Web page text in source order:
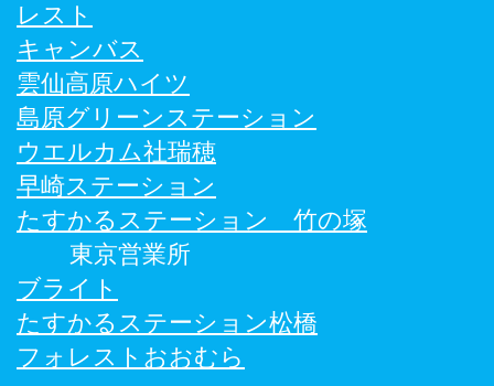
レスト
キャンバス
雲仙高原ハイツ
島原グリーンステーション
ウエルカム社瑞穂
早崎ステーション
たすかるステーション 竹の塚
東京営業所
ブライト
たすかるステーション松橋
フォレストおおむら